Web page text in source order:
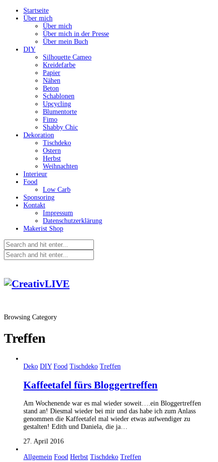
Startseite
Über mich
Über mich
Über mich in der Presse
Über mein Buch
DIY
Silhouette Cameo
Kreidefarbe
Papier
Nähen
Beton
Schablonen
Upcycling
Blumentorte
Fimo
Shabby Chic
Dekoration
Tischdeko
Ostern
Herbst
Weihnachten
Interieur
Food
Low Carb
Sponsoring
Kontakt
Impressum
Datenschutzerklärung
Makerist Shop
Browsing Category
Treffen
Deko DIY Food Tischdeko Treffen
Kaffeetafel fürs Bloggertreffen
Am Wochenende war es mal wieder soweit….ein Bloggertreffen
stand an! Diesmal wieder bei mir und das habe ich zum Anlass
genommen die Kaffeetafel mal wieder etwas aufwendiger zu
gestalten! Edith und Daniela, die ja…
27. April 2016
Allgemein Food Herbst Tischdeko Treffen